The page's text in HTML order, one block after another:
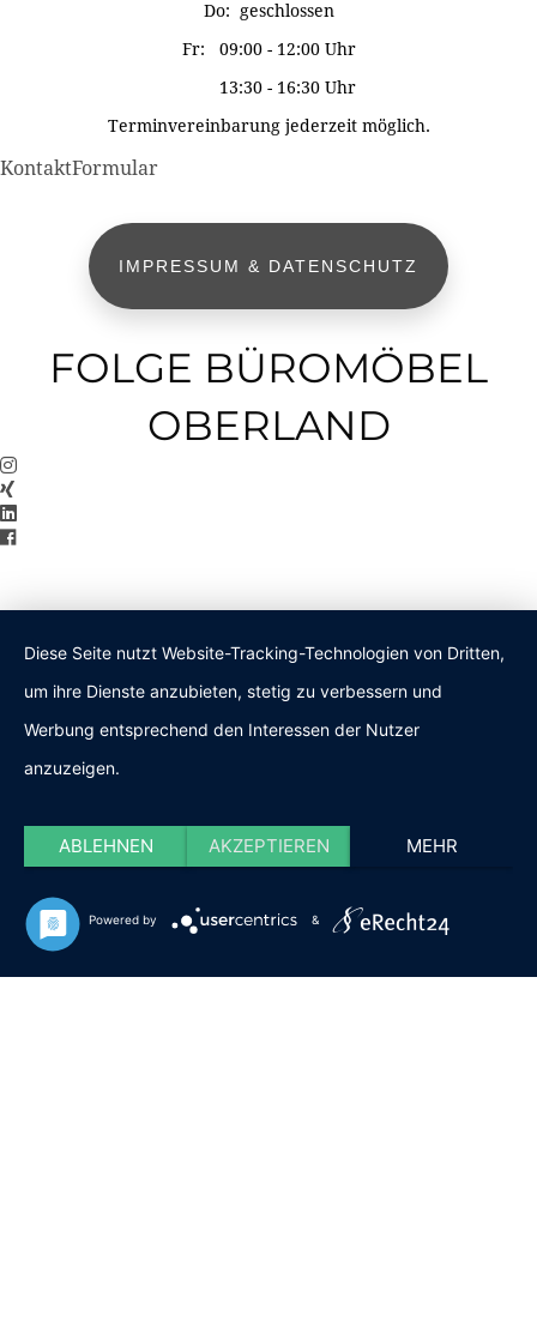
Do: geschlossen
Fr: 09:00 - 12:00 Uhr
13:30 - 16:30 Uhr
Terminvereinbarung jederzeit möglich.
KontaktFormular
IMPRESSUM & DATENSCHUTZ
FOLGE BÜROMÖBEL
OBERLAND
Diese Seite nutzt Website-Tracking-Technologien von Dritten,
um ihre Dienste anzubieten, stetig zu verbessern und
Werbung entsprechend den Interessen der Nutzer
anzuzeigen.
ABLEHNEN AKZEPTIEREN MEHR
Powered by &